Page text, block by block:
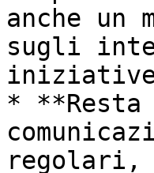
anche un
sugli
*
regolari,